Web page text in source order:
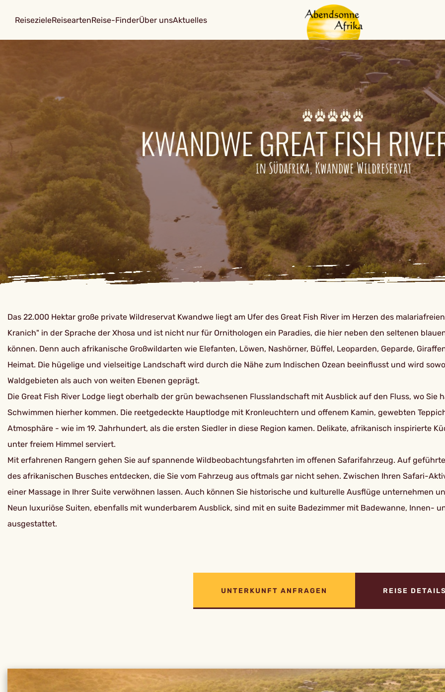
ReisezieleReiseartenReise-FinderÜber unsAktuelles
KWANDWE GREAT FISH
in Südafrika, Kwandwe Wildreservat
Das 22.000 Hektar große private Wildreservat Kwandwe liegt am Ufer des Great Fish River im Herzen des
Kranich" in der Sprache der Xhosa und ist nicht nur für Ornithologen ein Paradies, die hier neben den seltenen
können. Denn auch afrikanische Großwildarten wie Elefanten, Löwen, Nashörner, Büffel, Leoparden, Geparde,
Heimat. Die hügelige und vielseitige Landschaft wird durch die Nähe zum Indischen Ozean beeinflusst und wird
Waldgebieten als auch von weiten Ebenen geprägt.
Die Great Fish River Lodge liegt oberhalb der grün bewachsenen Flusslandschaft mit Ausblick auf den Fluss, wo Sie
Schwimmen hierher kommen. Die reetgedeckte Hauptlodge mit Kronleuchtern und offenem Kamin, gewebten
Atmosphäre - wie im 19. Jahrhundert, als die ersten Siedler in diese Region kamen. Delikate, afrikanisch inspirierte
unter freiem Himmel serviert.
Mit erfahrenen Rangern gehen Sie auf spannende Wildbeobachtungsfahrten im offenen Safarifahrzeug. Auf
des afrikanischen Busches entdecken, die Sie vom Fahrzeug aus oftmals gar nicht sehen. Zwischen Ihren Safari-
einer Massage in Ihrer Suite verwöhnen lassen. Auch können Sie historische und kulturelle Ausflüge unternehmen
Neun luxuriöse Suiten, ebenfalls mit wunderbarem Ausblick, sind mit en suite Badezimmer mit Badewanne, Innen-
ausgestattet.
UNTERKUNFT ANFRAGEN REISE DETAILS